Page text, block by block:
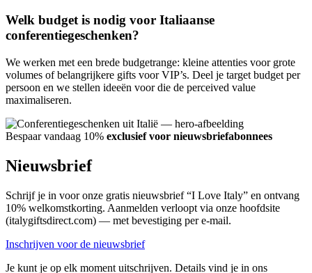
Welk budget is nodig voor Italiaanse
conferentiegeschenken?
We werken met een brede budgetrange: kleine attenties voor grote
volumes of belangrijkere gifts voor VIP’s. Deel je target budget per
persoon en we stellen ideeën voor die de perceived value
maximaliseren.
Bespaar vandaag 10% exclusief voor nieuwsbriefabonnees
Nieuwsbrief
Schrijf je in voor onze gratis nieuwsbrief “I Love Italy” en ontvang
10% welkomstkorting. Aanmelden verloopt via onze hoofdsite
(italygiftsdirect.com) — met bevestiging per e-mail.
Inschrijven voor de nieuwsbrief
Je kunt je op elk moment uitschrijven. Details vind je in ons